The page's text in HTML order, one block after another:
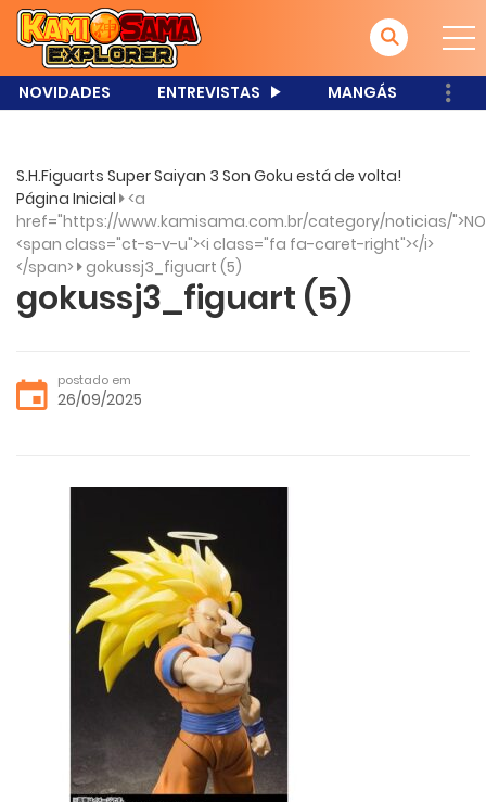
NOVIDADES ENTREVISTAS MANGÁS
S.H.Figuarts Super Saiyan 3 Son Goku está de volta!
Página Inicial <a
href="https://www.kamisama.com.br/category/noticias/
<span class="ct-s-v-u"><i class="fa fa-caret-right"></i>
</span> gokussj3_figuart (5)
gokussj3_figuart (5)
postado em
26/09/2025